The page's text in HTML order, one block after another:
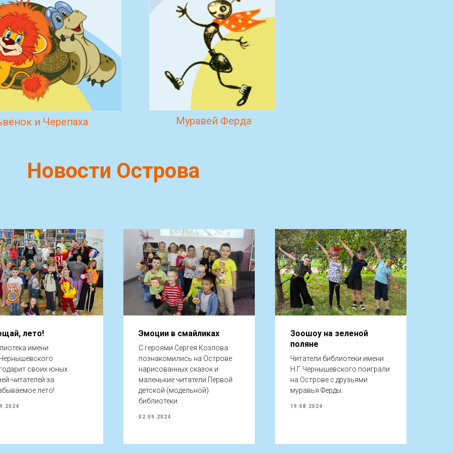
и Черепаха Муравей Ферда
Новости Острова
лето!
имени
своих юных
читателей за
лето!
Эмоции в смайликах
С героями Сергея Козлова
познакомились на Острове
нарисованных сказок и
маленькие читатели Первой
детской (модельной)
библиотеки.
02.09.2024
Зоошоу на зеленой
поляне
Читатели библиотеки имени
Н.Г.Чернышевского поиграли
на Острове с друзьями
муравья Ферды.
19.08.2024